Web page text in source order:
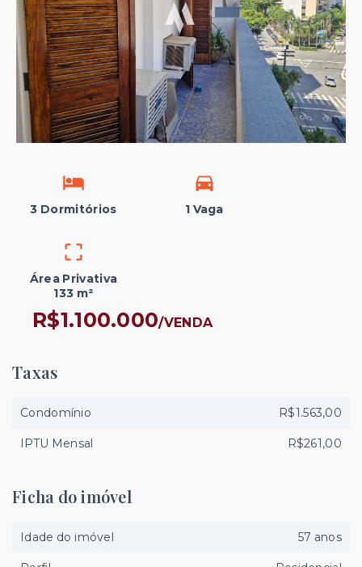
3 Dormitórios 1 Vaga
Área Privativa
133 m²
R$1.100.000/VENDA
Taxas
Condomínio R$1.563,00
IPTU Mensal R$261,00
Ficha do imóvel
Idade do imóvel 57 anos